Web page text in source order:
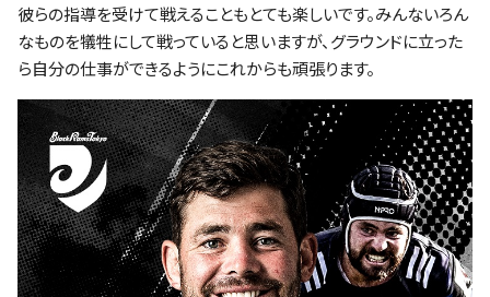
彼らの指導を受けて戦えることもとても楽しいです。みんないろん
なものを犠牲にして戦っていると思いますが、グラウンドに立った
ら自分の仕事ができるようにこれからも頑張ります。